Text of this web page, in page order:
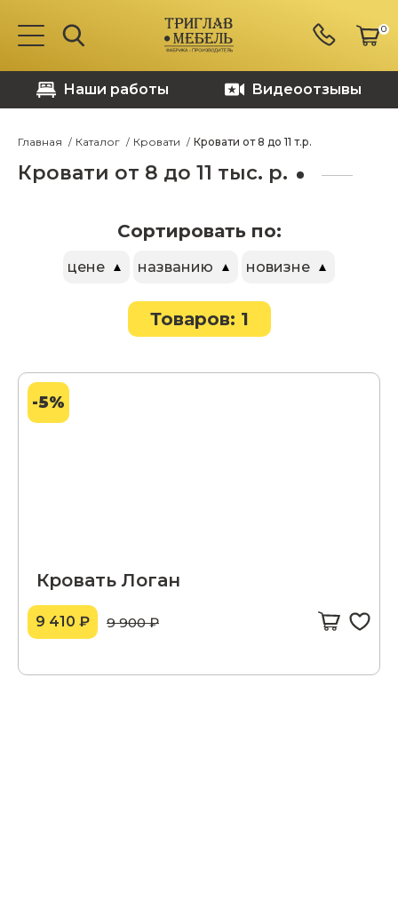
0
Наши работы Видеоотзывы
Главная Каталог Кровати Кровати от 8 до 11 т.р.
Кровати от 8 до 11 тыс. р.
Сортировать по:
цене названию новизне
Товаров: 1
-5%
Кровать Логан
9 410 ₽ 9 900 ₽